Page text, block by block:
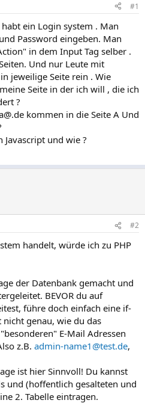
#1
ein Login system . Man
Password eingeben. Man
in dem Input Tag selber .
Und nur Leute mit
jeweilige Seite rein . Wie
Seite in der ich will , die ich
?
kommen in die Seite A Und
Javascript und wie ?
#2
handelt, würde ich zu PHP
der Datenbank gemacht und
BEVOR du auf
führe doch einfach eine if-
genau, wie du das
E-Mail Adressen
z.B. admin-name1@test.de,
ist hier Sinnvoll! Du kannst
und (hoffentlich gesalteten und
2. Tabelle eintragen.